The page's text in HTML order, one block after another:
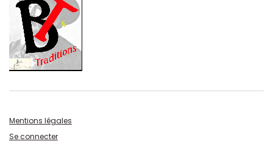
Mentions légales
Se connecter